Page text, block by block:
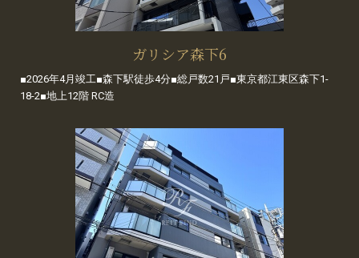
ガリシア森下6
■2026年4月竣工■森下駅徒歩4分■総戸数21戸■東京都江東区森下1-
18-2■地上12階 RC造